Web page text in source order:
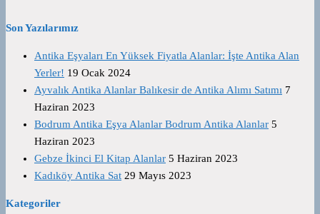
Son Yazılarımız
Antika Eşyaları En Yüksek Fiyatla Alanlar: İşte Antika Alan
Yerler! 19 Ocak 2024
Ayvalık Antika Alanlar Balıkesir de Antika Alımı Satımı 7
Haziran 2023
Bodrum Antika Eşya Alanlar Bodrum Antika Alanlar 5
Haziran 2023
Gebze İkinci El Kitap Alanlar 5 Haziran 2023
Kadıköy Antika Sat 29 Mayıs 2023
Kategoriler